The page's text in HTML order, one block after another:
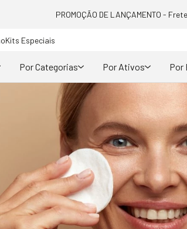
PROMOÇÃO DE LANÇAMENTO -
Kits Especiais
Por Categorias Por Ativos Por